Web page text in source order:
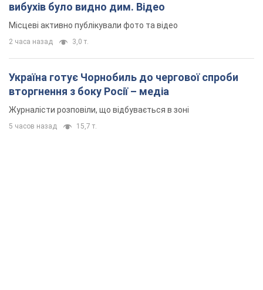
вибухів було видно дим. Відео
Місцеві активно публікували фото та відео
2 часа назад 3,0 т.
Україна готує Чорнобиль до чергової спроби
вторгнення з боку Росії – медіа
Журналісти розповіли, що відбувається в зоні
5 часов назад 15,7 т.